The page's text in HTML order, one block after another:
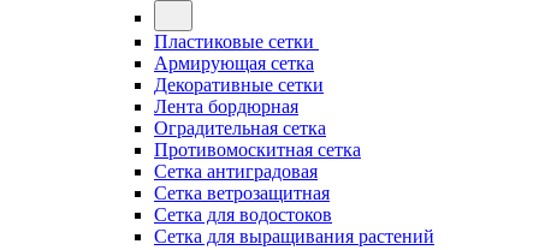
Пластиковые сетки
Армирующая сетка
Декоративные сетки
Лента бордюрная
Оградительная сетка
Противомоскитная сетка
Сетка антиградовая
Сетка ветрозащитная
Сетка для водостоков
Сетка для выращивания растений